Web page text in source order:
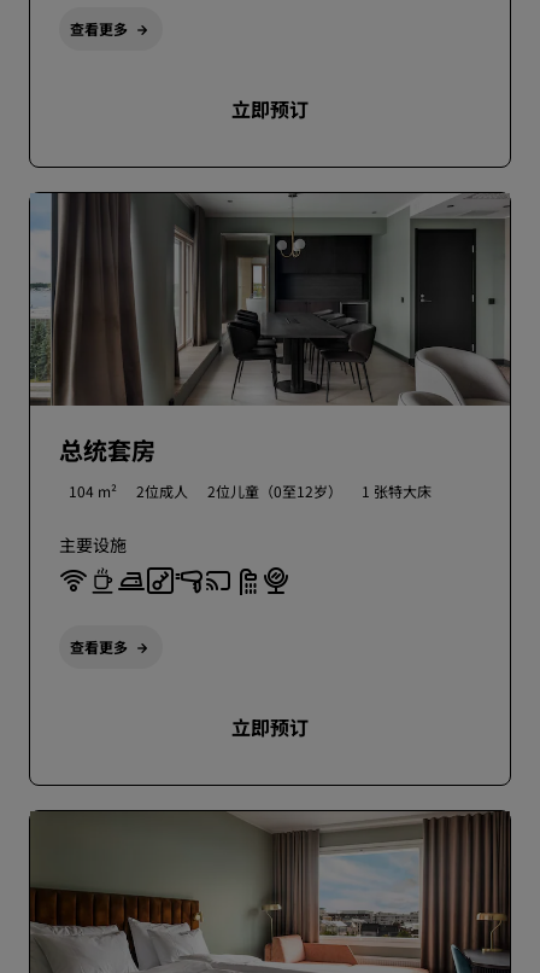
查看更多
立即预订
总统套房
104 m² 2位成人 2位儿童（0至12岁） 1 张特大床
主要设施
查看更多
立即预订